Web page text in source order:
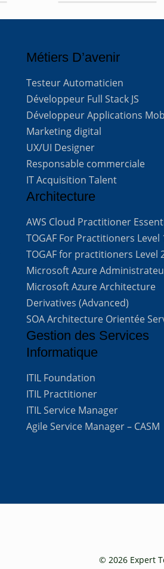
Métiers D’avenir
Testeur Automaticien
Développeur Full Stack JS
Développeur Applications
Marketing digital
UX/UI Designer
Responsable commerciale
IT Acquisition Talent
Architecture
AWS Cloud Practitioner
TOGAF For Practitioners Level
TOGAF for practitioners Level
Microsoft Azure
Microsoft Azure Architecture
Derivatives (Advanced)
SOA Architecture Orientée
Gestion des Services
Informatique
ITIL Foundation
ITIL Practitioner
ITIL Service Manager
Agile Service Manager – CASM
© 2026 Expert